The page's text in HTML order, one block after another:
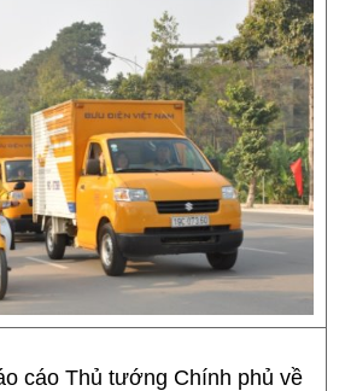
cáo Thủ tướng Chính phủ về